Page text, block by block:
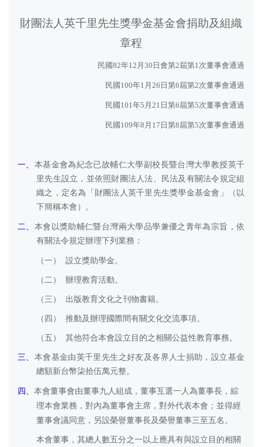
財團法人英千里先生獎學金基金會捐助及組織
章程
民國82年12 月 30 日會第2屆第1 次董事會通過
民國 100年1 月 26 日第6屆第2次董事會通過
民國 101 年5 月 21 日第6屆第5次董事會通過
民國 109年8 月 17 日第8屆第5次董事會通過
一、 本基金會為紀念已故輔仁大學副校長暨台灣大學教授英千
里先生設立，並依照財團法人法、民法及有關法令規定組
織之，定名為「財團法人英千里先生獎學金基金會」（以
下簡稱本會）。
二、
本會以獎助輔仁暨台灣兩大學品學兼優之青年為宗旨，依
有關法令規定辦理下列業務：
（一） 設立獎助學金。
（二） 辦理教育活動。
（三） 出版教育文化之刊物書籍。
（四） 推動及辦理國際間有關文化交流事項。
（五） 其他符合本會設立目的之相關公益性教育事務。
三、 本會基金由英千里先生之好友及各界人士捐助，設立基金
總額新台幣柒拾伍萬元整。
四、 本會董事會由董事九 人組成，董事互選一人為董事長，綜
理本會業務，對內為董事會主席，對外代表本會；並得經
董事會議同意，另設榮譽董事長及榮譽董事三至五名。
本會董事，其總人數五分之一以上應具有與設立目的相關